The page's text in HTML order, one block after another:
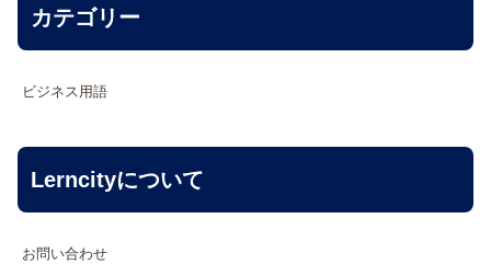
カテゴリー
ビジネス用語
Lerncityについて
お問い合わせ